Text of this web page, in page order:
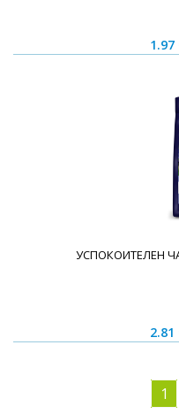
1.97
УСПОКОИТЕЛЕН
2.81
1